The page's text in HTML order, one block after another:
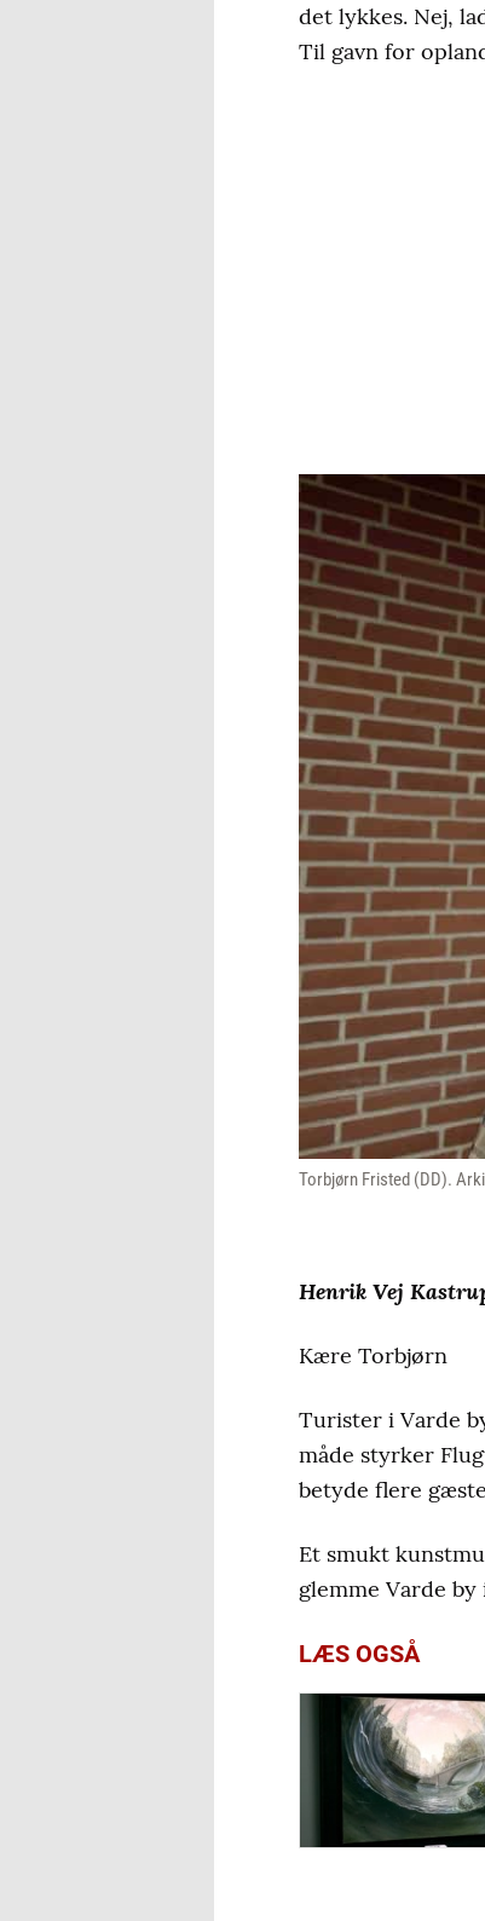
det lykkes. Nej,
Til gavn for
Torbjørn Fristed (DD).
Henrik Vej
Kære Torbjørn
Turister i Varde
måde styrker
betyde flere
Et smukt
glemme Varde
LÆS OGSÅ